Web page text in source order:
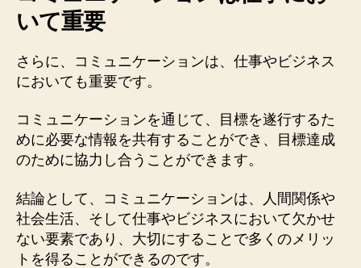
いて重要
さらに、コミュニケーションは、仕事やビジネス
においても重要です。
コミュニケーションを通じて、目標を遂行するた
めに必要な情報を共有することができ、目標達成
のために協力し合うことができます。
結論として、コミュニケーションは、人間関係や
社会生活、そして仕事やビジネスにおいて欠かせ
ない要素であり、大切にすることで多くのメリッ
トを得ることができるのです。